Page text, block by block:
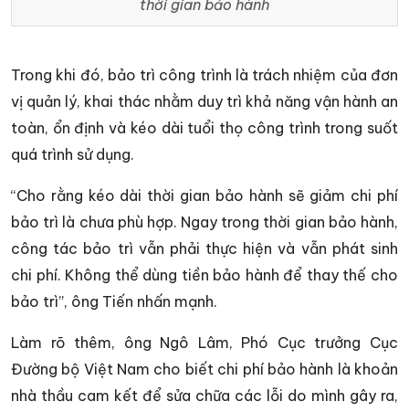
thời gian bảo hành
Trong khi đó, bảo trì công trình là trách nhiệm của đơn
vị quản lý, khai thác nhằm duy trì khả năng vận hành an
toàn, ổn định và kéo dài tuổi thọ công trình trong suốt
quá trình sử dụng.
“Cho rằng kéo dài thời gian bảo hành sẽ giảm chi phí
bảo trì là chưa phù hợp. Ngay trong thời gian bảo hành,
công tác bảo trì vẫn phải thực hiện và vẫn phát sinh
chi phí. Không thể dùng tiền bảo hành để thay thế cho
bảo trì”, ông Tiến nhấn mạnh.
Làm rõ thêm, ông Ngô Lâm, Phó Cục trưởng Cục
Đường bộ Việt Nam cho biết chi phí bảo hành là khoản
nhà thầu cam kết để sửa chữa các lỗi do mình gây ra,